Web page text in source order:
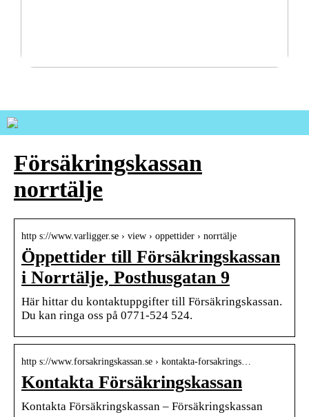
Försäkringskassan
norrtälje
http s://www.varligger.se › view › oppettider › norrtälje
Öppettider till Försäkringskassan
i Norrtälje, Posthusgatan 9
Här hittar du kontaktuppgifter till Försäkringskassan.
Du kan ringa oss på 0771-524 524.
http s://www.forsakringskassan.se › kontakta-forsakrings…
Kontakta Försäkringskassan
Kontakta Försäkringskassan – Försäkringskassan